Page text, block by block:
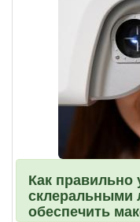
Как правильно
склеральными
обеспечить